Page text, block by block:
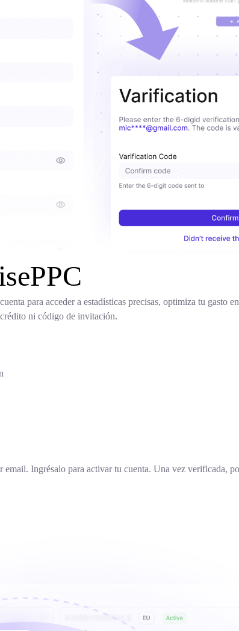
para acceder a estadísticas precisas, optimiza tu gasto
ni código de invitación.
Ingrésalo para activar tu cuenta. Una vez verificada,